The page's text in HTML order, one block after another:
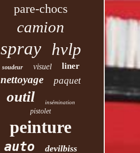
pare-chocs
camion
spray hvlp
soudeur visuel liner
nettoyage paquet
outil insémination
pistolet
peinture
auto devilbiss